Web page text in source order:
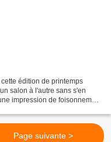
édition de printemps
salon à l'autre sans s'en
impression de foisonnement
Page suivante >